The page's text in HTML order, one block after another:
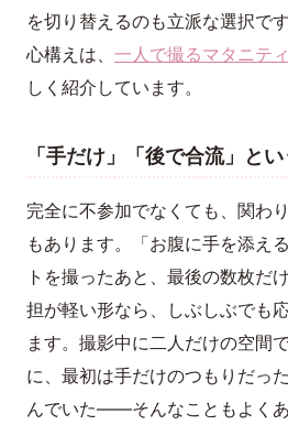
を切り替えるのも立派な選択で
心構えは、 一人で撮るマタニテ
しく紹介しています。
「手だけ」「後で合流」と
完全に不参加でなくても、関わ
もあります。「お腹に手を添え
トを撮ったあと、最後の数枚だ
担が軽い形なら、しぶしぶでも
ます。撮影中に二人だけの空間
に、最初は手だけのつもりだっ
んでいた——そんなこともよく